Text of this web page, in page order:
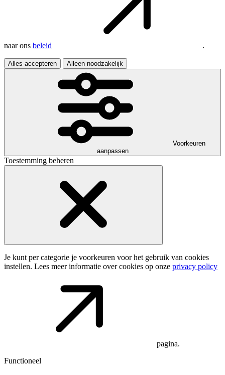
naar ons beleid .
Alles accepteren Alleen noodzakelijk
Voorkeuren
aanpassen
Toestemming beheren
Je kunt per categorie je voorkeuren voor het gebruik van cookies
instellen. Lees meer informatie over cookies op onze privacy policy
pagina.
Functioneel